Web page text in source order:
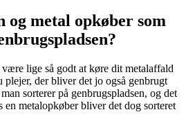
og metal opkøber som
lige så godt at køre dit metalaffald
plejer, der bliver det jo også genbrugt
sorterer på genbrugspladsen, og det
metalopkøber bliver det dog sorteret